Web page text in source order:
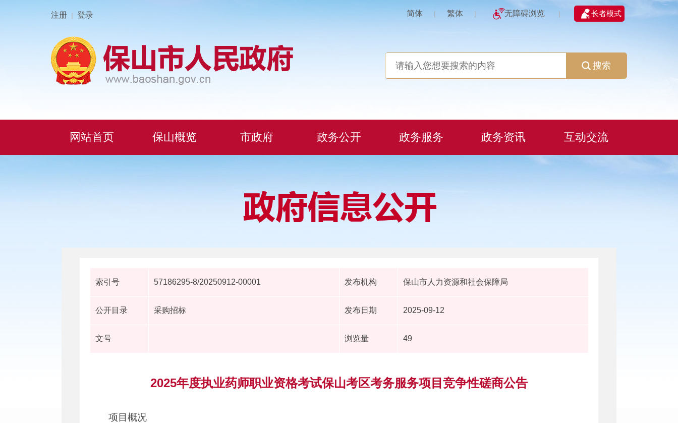
注册 | 登录 简体 | 繁体 | 无障碍浏览 | 长者模式
搜索
网站首页 保山概览 市政府 政务公开 政务服务 政务资讯 互动交流
索引号 57186295-8/20250912-00001 发布机构 保山市人力资源和社会保障局
公开目录 采购招标 发布日期 2025-09-12
文号 浏览量 49
2025年度执业药师职业资格考试保山考区考务服务项目竞争性磋商公告
项目概况